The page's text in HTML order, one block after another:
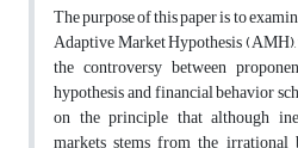
The purpose of this paper is to
Adaptive Market Hypothesis
the controversy between
hypothesis and financial behavior
on the principle that although